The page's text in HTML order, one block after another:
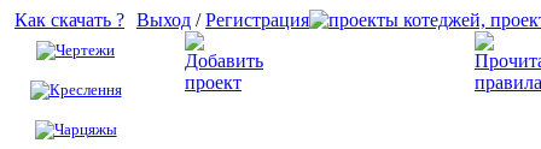
Как скачать ?
Чертежи
Креслення
Чарцяжы
Выход /Регистрация